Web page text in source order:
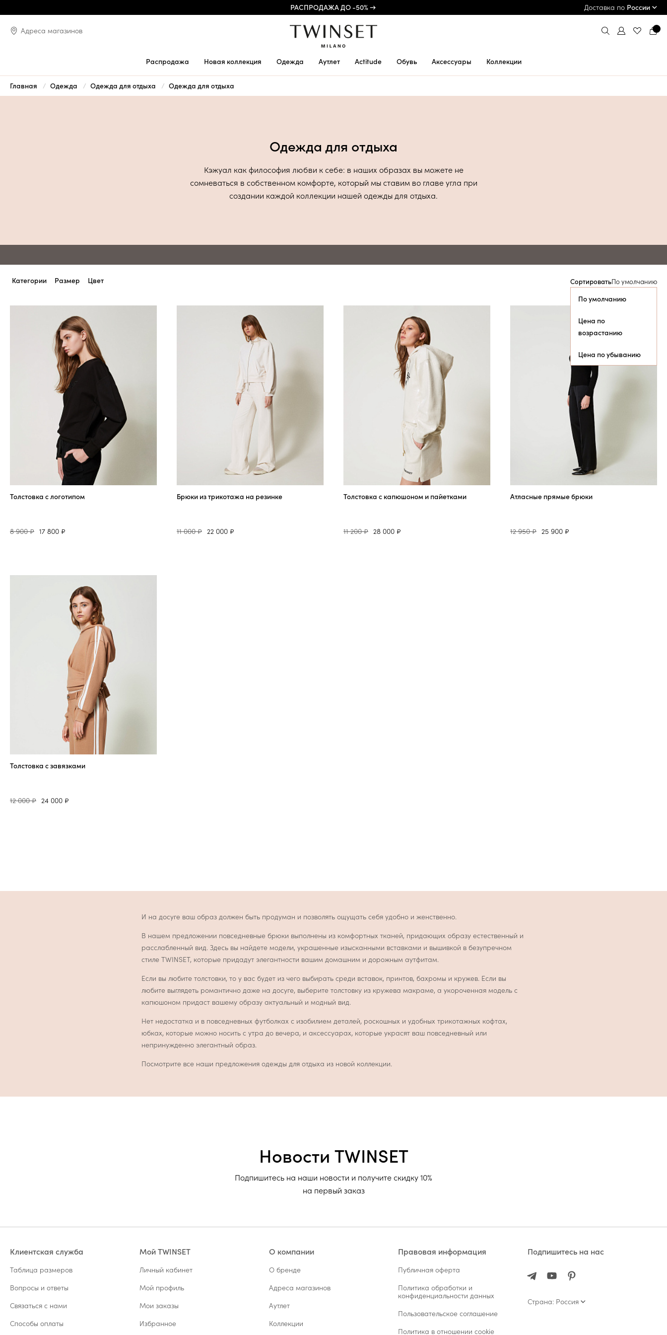
РАСПРОДАЖА ДО -50% → ПРИМЕРКА И ОПЛАТА ПРИ ПОЛУЧЕНИИ*
Доставка по России
Адреса магазинов
Распродажа Новая коллекция Одежда Аутлет Actitude Обувь Аксессуары Коллекции
Главная Одежда Одежда для отдыха Одежда для отдыха
Одежда для отдыха
Кэжуал как философия любви к себе: в наших образах вы можете не
сомневаться в собственном комфорте, который мы ставим во главе угла при
создании каждой коллекции нашей одежды для отдыха.
Категории Размер Цвет СортироватьПо умолчанию
По умолчанию
Цена по
возрастанию
Цена по убыванию
Толстовка с логотипом
8 900 ₽ 17 800 ₽
Брюки из трикотажа на резинке
11 000 ₽ 22 000 ₽
Толстовка с капюшоном и пайетками
11 200 ₽ 28 000 ₽
Атласные прямые брюки
12 950 ₽ 25 900 ₽
Толстовка с завязками
12 000 ₽ 24 000 ₽
И на досуге ваш образ должен быть продуман и позволять ощущать себя удобно и женственно.
В нашем предложении повседневные брюки выполнены из комфортных тканей, придающих образу естественный и
расслабленный вид. Здесь вы найдете модели, украшенные изысканными вставками и вышивкой в безупречном
стиле TWINSET, которые придадут элегантности вашим домашним и дорожным аутфитам.
Если вы любите толстовки, то у вас будет из чего выбирать среди вставок, принтов, бахромы и кружев. Если вы
любите выглядеть романтично даже на досуге, выберите толстовку из кружева макраме, а укороченная модель с
капюшоном придаст вашему образу актуальный и модный вид.
Нет недостатка и в повседневных футболках с изобилием деталей, роскошных и удобных трикотажных кофтах,
юбках, которые можно носить с утра до вечера, и аксессуарах, которые украсят ваш повседневный или
непринужденно элегантный образ.
Посмотрите все наши предложения одежды для отдыха из новой коллекции.
Новости TWINSET
Подпишитесь на наши новости и получите скидку 10%
на первый заказ
Клиентская служба
Таблица размеров
Вопросы и ответы
Связаться с нами
Способы оплаты
Мой TWINSET
Личный кабинет
Мой профиль
Мои заказы
Избранное
О компании
О бренде
Адреса магазинов
Аутлет
Коллекции
Правовая информация
Публичная оферта
Политика обработки и
конфиденциальности данных
Пользовательское соглашение
Политика в отношении cookie
Подпишитесь на нас
Страна: Россия